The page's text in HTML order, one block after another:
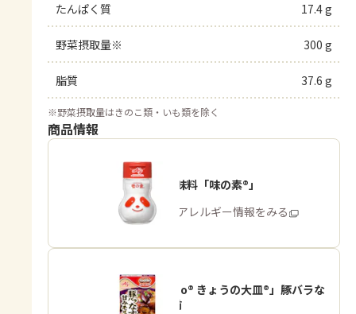
たんぱく質 17.4 g
野菜摂取量※ 300 g
脂質 37.6 g
※野菜摂取量はきのこ類・いも類を除く
商品情報
うま味調味料「味の素®」
商品・アレルギー情報をみる
「Cook Do® きょうの大皿®」豚バラな
す用2人前